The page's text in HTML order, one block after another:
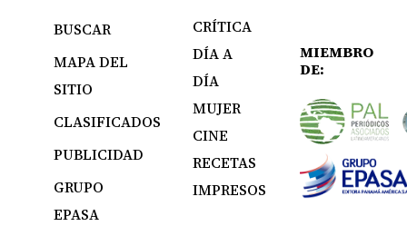
BUSCAR
MAPA DEL
SITIO
CLASIFICADOS
PUBLICIDAD
GRUPO
EPASA
CRÍTICA
DÍA A
DÍA
MUJER
CINE
RECETAS
IMPRESOS
MIEMBRO
DE: